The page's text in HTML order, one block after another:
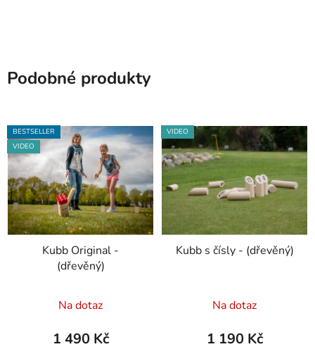
Podobné produkty
BESTSELLER
VIDEO
Kubb Original -
(dřevěný)
hodnocení
produktu
Na dotaz
1 490 Kč
VIDEO
Kubb s čísly - (dřevěný)
hodnocení
produktu
Na dotaz
1 190 Kč